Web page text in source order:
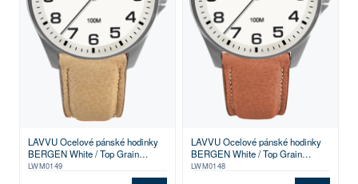
LAVVU Ocelové pánské hodinky
BERGEN White / Top Grain
Leather se svítícím číselníkem
LWM0149
LAVVU Ocelové pánské hodinky
BERGEN White / Top Grain
Leather se svítícím číselníkem
LWM0148